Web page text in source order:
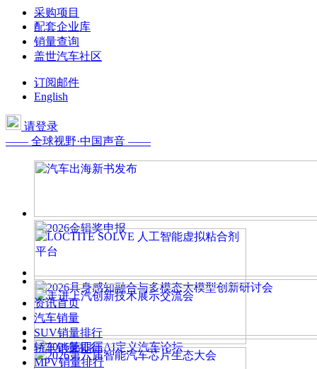
采购项目
配套企业库
销量查询
盖世汽车社区
订阅邮件
English
请登录
—— 全球视野·中国声音 ——
资讯首页
汽车销量
SUV销量排行
轿车销量排行
MPV销量排行